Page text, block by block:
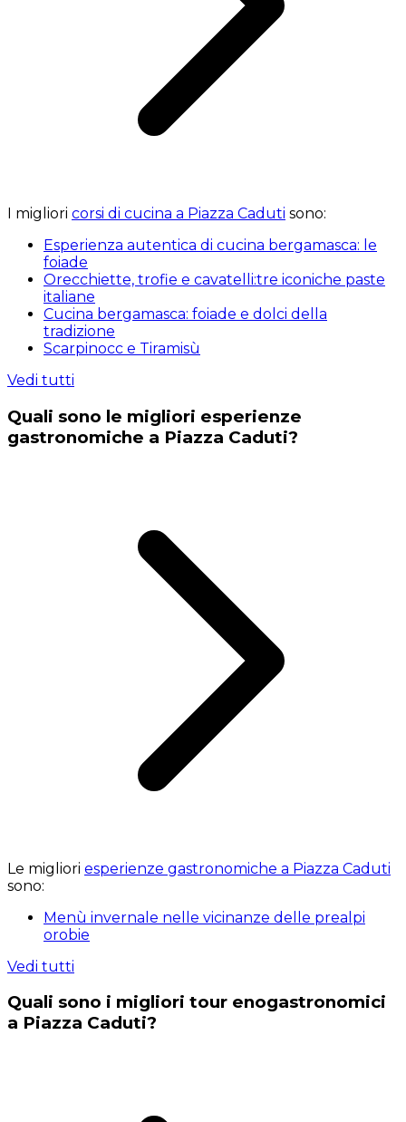
I migliori corsi di cucina a Piazza Caduti sono:
Esperienza autentica di cucina bergamasca: le
foiade
Orecchiette, trofie e cavatelli:tre iconiche paste
italiane
Cucina bergamasca: foiade e dolci della
tradizione
Scarpinocc e Tiramisù
Vedi tutti
Quali sono le migliori esperienze
gastronomiche a Piazza Caduti?
Le migliori esperienze gastronomiche a Piazza Caduti
sono:
Menù invernale nelle vicinanze delle prealpi
orobie
Vedi tutti
Quali sono i migliori tour enogastronomici
a Piazza Caduti?